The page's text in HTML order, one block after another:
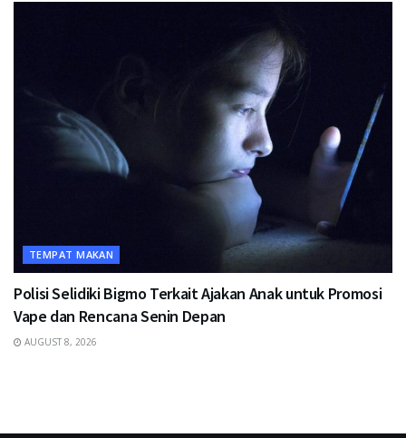
TEMPAT MAKAN
Polisi Selidiki Bigmo Terkait Ajakan Anak untuk Promosi
Vape dan Rencana Senin Depan
AUGUST 8, 2026